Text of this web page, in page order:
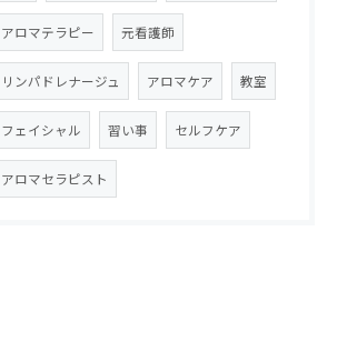
アロマテラピー 元看護師
リンパドレナージュ アロマケア 教室
フェイシャル 習い事 セルフケア
アロマセラピスト